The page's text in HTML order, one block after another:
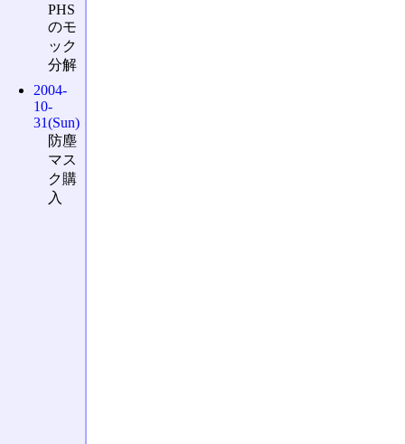
PHS
のモ
ック
分解
2004-
10-
31(Sun)
防塵
マス
ク購
入